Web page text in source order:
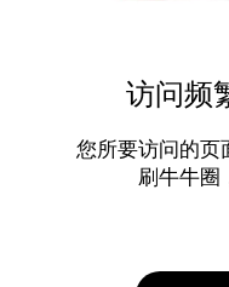
访问频
您所要访问的页
刷牛牛圈